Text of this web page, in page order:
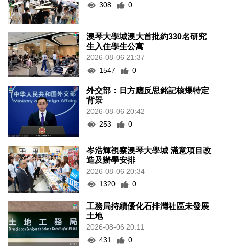
308
0
澳琴大學城澳大首批約330名研究
生入住學生公寓
2026-08-06 21:37
1547
0
外交部：日方應反思銘記核爆特定
背景
2026-08-06 20:42
253
0
岑浩輝視察澳琴大學城 滿意項目改
造及辦學安排
2026-08-06 20:34
1320
0
工務局持續優化石排灣社區未發展
土地
2026-08-06 20:11
431
0